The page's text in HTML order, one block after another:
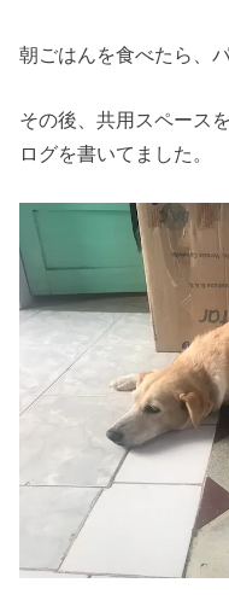
朝ごはんを食べたら、
その後、共用スペース
ログを書いてました。